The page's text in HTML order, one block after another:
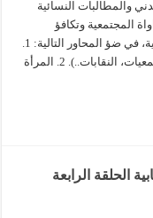
والمطالبات النسائية
المجتمعية وتكافؤ
الفرص على صعيد مشاركتها السياسية والاقتصادية، في ضؤ المحاور التالية: 1.
المرأة والمجتمع المدني( الأحزاب السياسية، الجمعيات، النقابات..). 2. المرأة
الحلقة الرابعة